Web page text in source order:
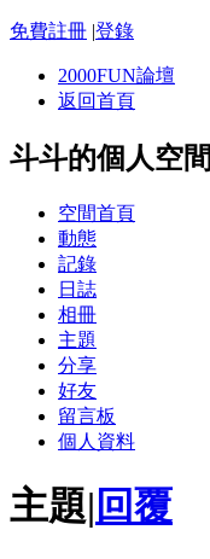
免費註冊 |登錄
2000FUN論壇
返回首頁
斗斗的個人空間
空間首頁
動態
記錄
日誌
相冊
主題
分享
好友
留言板
個人資料
主題| 回覆